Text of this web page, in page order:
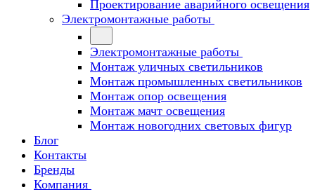
Проектирование аварийного освещения
Электромонтажные работы
Электромонтажные работы
Монтаж уличных светильников
Монтаж промышленных светильников
Монтаж опор освещения
Монтаж мачт освещения
Монтаж новогодних световых фигур
Блог
Контакты
Бренды
Компания